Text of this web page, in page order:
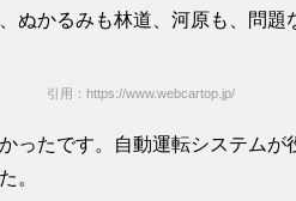
ぬかるみも林道、河原も、問題
引用：https://www.webcartop.jp/
ったです。自動運転システム
。